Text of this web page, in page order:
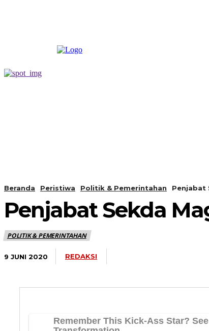
Beranda Peristiwa Politik & Pemerintahan Penjabat
Penjabat Sekda
POLITIK & PEMERINTAHAN
9 JUNI 2020 REDAKSI